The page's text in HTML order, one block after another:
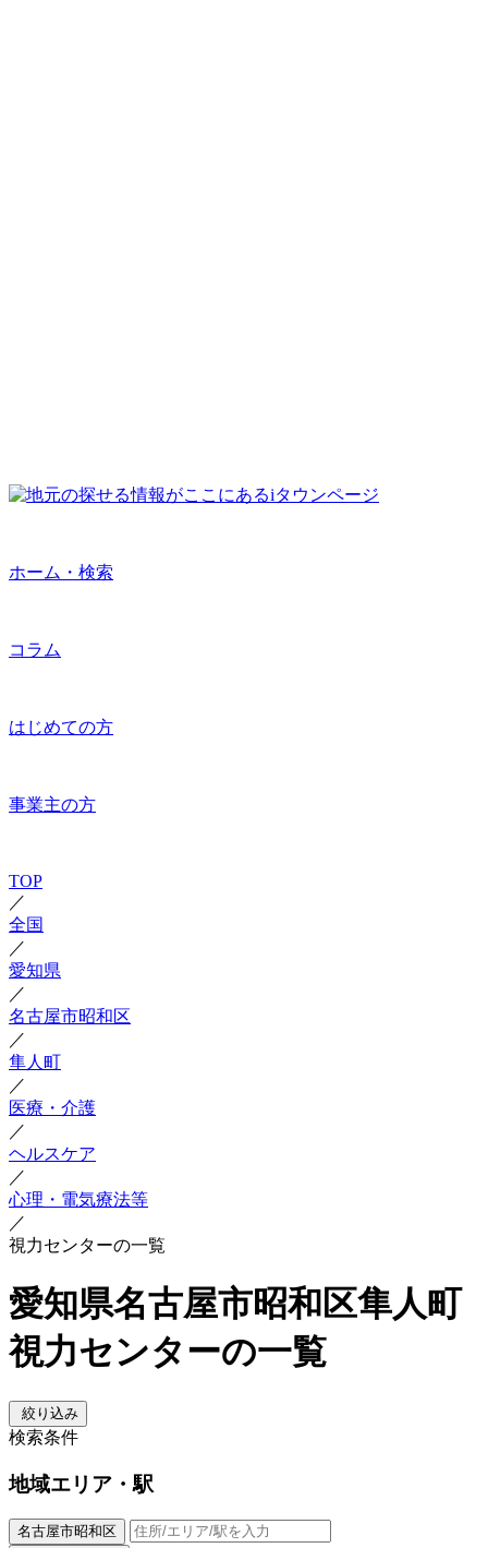
ホーム・検索
コラム
はじめての方
事業主の方
TOP
／
全国
／
愛知県
／
名古屋市昭和区
／
隼人町
／
医療・介護
／
ヘルスケア
／
心理・電気療法等
／
視力センターの一覧
愛知県名古屋市昭和区隼人町
視力センターの一覧
絞り込み
検索条件
地域エリア・駅
名古屋市昭和区